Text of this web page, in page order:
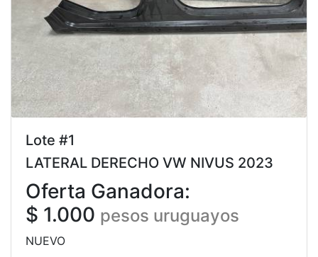
Lote #1
LATERAL DERECHO VW NIVUS 2023
Oferta Ganadora:
$ 1.000 pesos uruguayos
NUEVO